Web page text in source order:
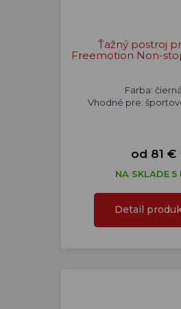
Ťažný postroj
Freemotion Non-
Farba: čierná
Vhodné pre:
od 81 €
NA SKLADE 5
Detail